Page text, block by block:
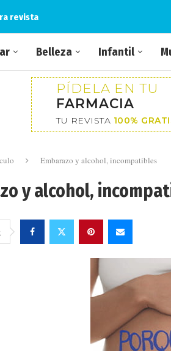
revista
Belleza Infantil
PÍDELA EN TU
FARMACIA
TU REVISTA 100%
Embarazo y alcohol, incompatibles
y alcohol,